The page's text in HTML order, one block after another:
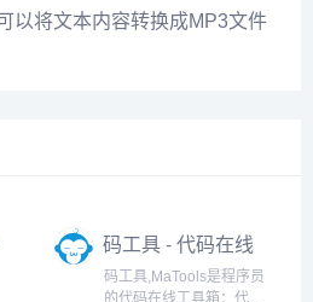
以将文本内容转换成MP3文件
码工具 - 代码在线
工具箱
码工具,MaTools是程序员
的代码在线工具箱：代码